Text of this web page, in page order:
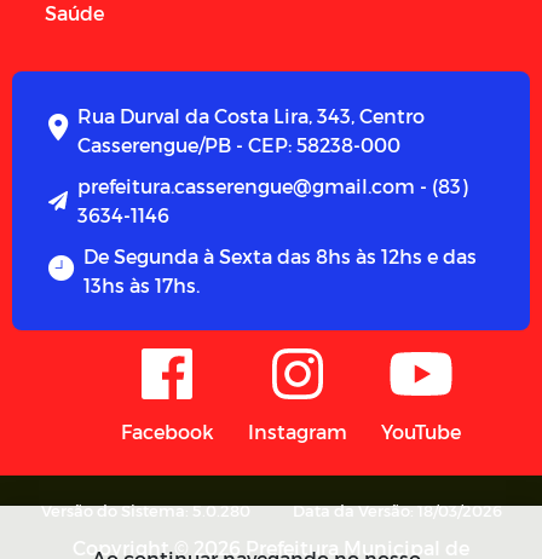
Saúde
Rua Durval da Costa Lira, 343, Centro
Casserengue/PB - CEP: 58238-000
prefeitura.casserengue@gmail.com - (83)
3634-1146
De Segunda à Sexta das 8hs às 12hs e das
13hs às 17hs.
Facebook Instagram YouTube
Versão do Sistema: 5.0.280 Data da Versão: 18/03/2026
Copyright © 2026 Prefeitura Municipal de